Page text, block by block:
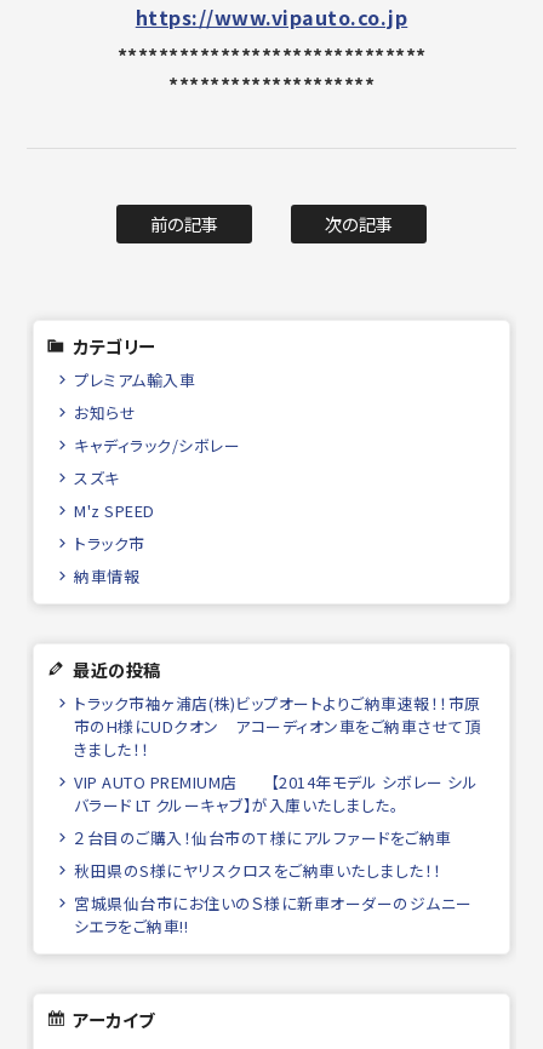
https://www.vipauto.co.jp
******************************
********************
前の記事 次の記事
カテゴリー
プレミアム輸入車
お知らせ
キャディラック/シボレー
スズキ
M'z SPEED
トラック市
納車情報
最近の投稿
トラック市袖ヶ浦店(株)ビップオートよりご納車速報！！市原
市のH様にUDクオン アコーディオン車をご納車させて頂
きました！！
VIP AUTO PREMIUM店 【2014年モデル シボレー シル
バラード LT クルーキャブ】が入庫いたしました。
２台目のご購入！仙台市のＴ様にアルファードをご納車
秋田県のS様にヤリスクロスをご納車いたしました！！
宮城県仙台市にお住いのＳ様に新車オーダーのジムニー
シエラをご納車!!
アーカイブ